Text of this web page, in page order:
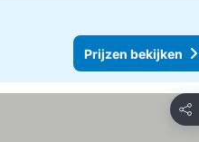
Prijzen bekijken